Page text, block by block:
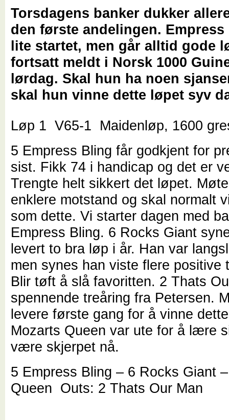
Torsdagens banker dukker
den første andelingen.
lite startet, men går alltid gode
fortsatt meldt i Norsk 1000
lørdag. Skal hun ha noen
skal hun vinne dette løpet syv
Løp 1 V65-1 Maidenløp, 1600
5 Empress Bling får godkjent for
sist. Fikk 74 i handicap og det er
Trengte helt sikkert det løpet.
enklere motstand og skal normalt
som dette. Vi starter dagen med
Empress Bling. 6 Rocks Giant
levert to bra løp i år. Han var
men synes han viste flere positive
Blir tøft å slå favoritten. 2 Thats
spennende treåring fra Petersen.
levere første gang for å vinne
Mozarts Queen var ute for å lære
være skjerpet nå.
5 Empress Bling – 6 Rocks Giant
Queen Outs: 2 Thats Our Man